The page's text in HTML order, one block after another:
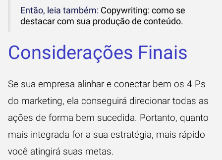
Então, leia também: Copywriting: como se
destacar com sua produção de conteúdo.
Considerações Finais
Se sua empresa alinhar e conectar bem os 4 Ps
do marketing, ela conseguirá direcionar todas as
ações de forma bem sucedida. Portanto, quanto
mais integrada for a sua estratégia, mais rápido
você atingirá suas metas.